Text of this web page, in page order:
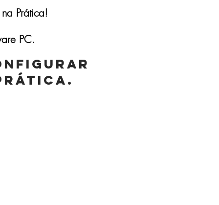
Prática!
PC.